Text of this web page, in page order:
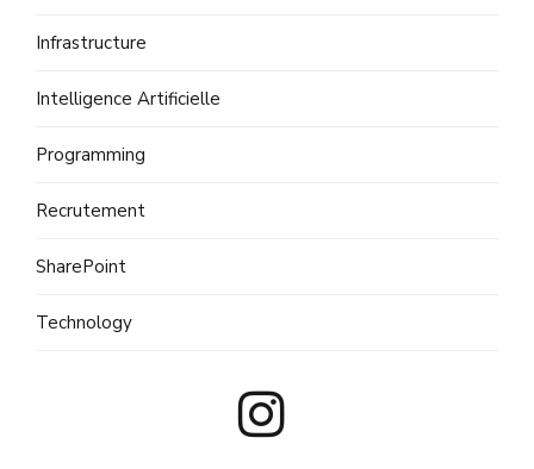
Infrastructure
Intelligence Artificielle
Programming
Recrutement
SharePoint
Technology